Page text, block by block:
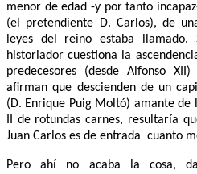
menor de edad -y por tanto
(el pretendiente D. Carlos), de
leyes del reino estaba
historiador cuestiona la
predecesores (desde Alfonso
afirman que descienden de un
(D. Enrique Puig Moltó) amante de
II de rotundas carnes, resultaría
Juan Carlos es de entrada cuanto
Pero ahí no acaba la cosa,